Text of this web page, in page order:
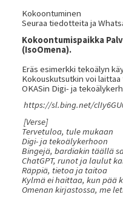
Kokoontuminen
Seuraa tiedotteita ja
Kokoontumispaikka
(IsoOmena).
Eräs esimerkki tekoälyn
Kokouskutsutkin voi
OKASin Digi- ja
https://sl.bing.net/
[Verse]
Tervetuloa, tule mukaan
Digi- ja tekoälykerhoon
Bingejä, bardiakin täällä
ChatGPT, runot ja laulut
Räppiä, tietoa ja taitoa
Kylmä ei haittaa, kun pää
Omenan kirjastossa, me